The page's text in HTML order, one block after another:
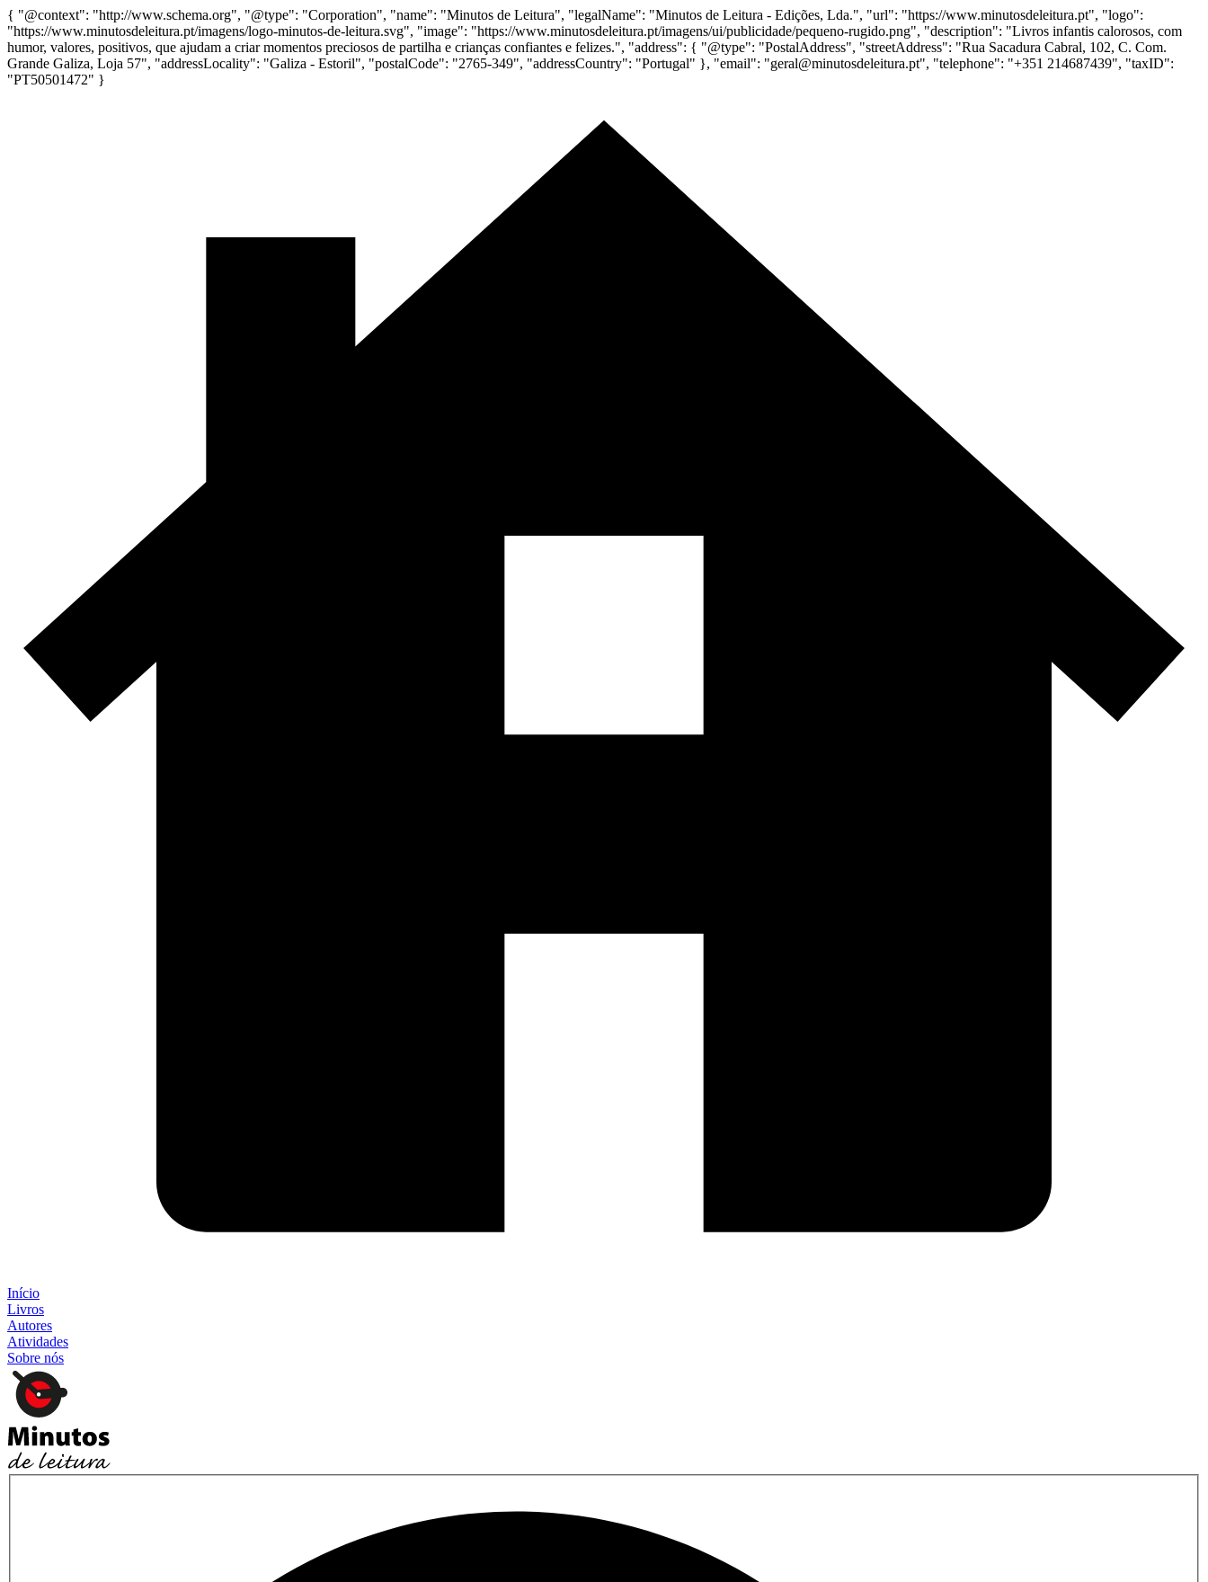
{ "@context": "http://www.schema.org", "@type": "Corporation", "name": "Minutos de Leitura", "legalName": "Minutos de Leitura - Edições, Lda.", "url": "https://www.minutosdeleitura.pt", "logo":
"https://www.minutosdeleitura.pt/imagens/logo-minutos-de-leitura.svg", "image": "https://www.minutosdeleitura.pt/imagens/ui/publicidade/pequeno-rugido.png", "description": "Livros infantis calorosos, com
humor, valores, positivos, que ajudam a criar momentos preciosos de partilha e crianças confiantes e felizes.", "address": { "@type": "PostalAddress", "streetAddress": "Rua Sacadura Cabral, 102, C. Com.
Grande Galiza, Loja 57", "addressLocality": "Galiza - Estoril", "postalCode": "2765-349", "addressCountry": "Portugal" }, "email": "geral@minutosdeleitura.pt", "telephone": "+351 214687439", "taxID":
"PT50501472" }
Início
Livros
Autores
Atividades
Sobre nós